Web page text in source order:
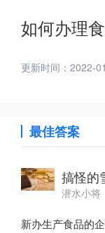
如何办理
更新时间：2022-
最佳答案
搞怪的
潜水小将
新办生产食品的